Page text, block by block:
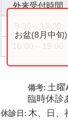
外来受付時間
お盆(8月中旬
備考: 土曜
臨時休診
休診日: 木、日、